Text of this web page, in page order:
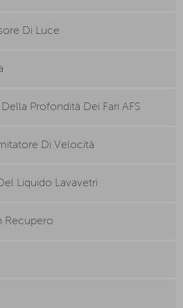
Di Luce
Profondità Dei Fari AFS
Di Velocità
Liquido Lavavetri
Recupero